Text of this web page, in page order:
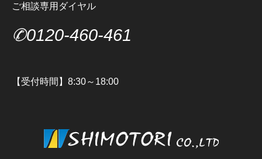
ご相談専用ダイヤル
✆0120-460-461
【受付時間】8:30～18:00